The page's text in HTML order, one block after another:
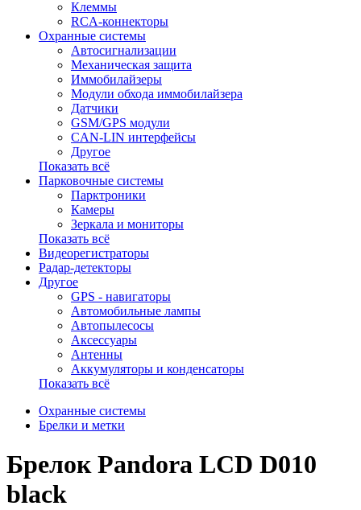
Клеммы
RCA-коннекторы
Охранные системы
Автосигнализации
Механическая защита
Иммобилайзеры
Модули обхода иммобилайзера
Датчики
GSM/GPS модули
CAN-LIN интерфейсы
Другое
Показать всё
Парковочные системы
Парктроники
Камеры
Зеркала и мониторы
Показать всё
Видеорегистраторы
Радар-детекторы
Другое
GPS - навигаторы
Автомобильные лампы
Автопылесосы
Аксессуары
Антенны
Аккумуляторы и конденсаторы
Показать всё
Охранные системы
Брелки и метки
Брелок Pandora LCD D010
black